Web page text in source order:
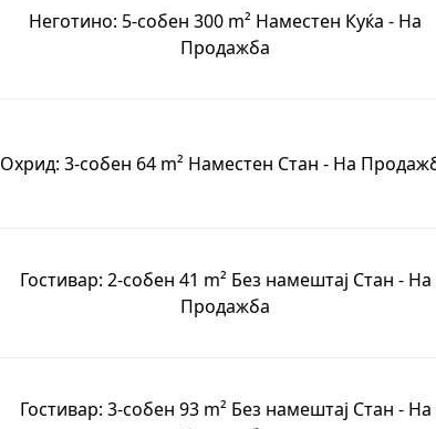
Неготино: 5-собен 300 m² Наместен Куќа - На
Продажба
Охрид: 3-собен 64 m² Наместен Стан - На
Гостивар: 2-собен 41 m² Без намештај Стан - На
Продажба
Гостивар: 3-собен 93 m² Без намештај Стан - На